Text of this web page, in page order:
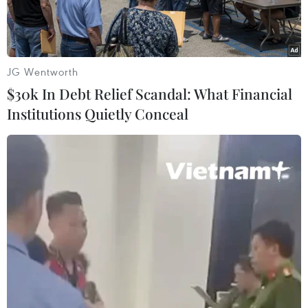
Toàn cảnh một phiên họp Quốc hội Nhật Bản ở Tokyo. (Ảnh:
Theo các nghị sỹ đảng Dân chủ Tự do (LDP) cầm
quyền của Nhật Bản, đảng này đang cân nhắc tổ
chức bầu Chủ tịch mới vào ngày 27/9 nhằm chọn
JG Wentworth
$30k In Debt Relief Scandal: What Financial
Institutions Quietly Conceal